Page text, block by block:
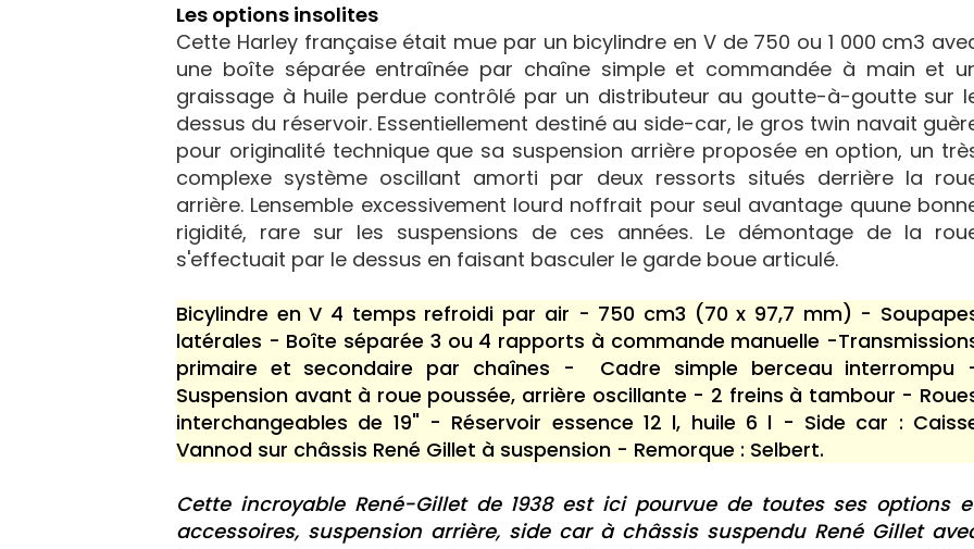
Les options insolites
Cette Harley française était mue par un bicylindre en V de 750 ou 1 000 cm3
une boîte séparée entraînée par chaîne simple et commandée à main et
graissage à huile perdue contrôlé par un distributeur au goutte-à-goutte sur
dessus du réservoir. Essentiellement destiné au side-car, le gros twin navait
pour originalité technique que sa suspension arrière proposée en option, un
complexe système oscillant amorti par deux ressorts situés derrière la
arrière. Lensemble excessivement lourd noffrait pour seul avantage quune
rigidité, rare sur les suspensions de ces années. Le démontage de la
s'effectuait par le dessus en faisant basculer le garde boue articulé.
Bicylindre en V 4 temps refroidi par air - 750 cm3 (70 x 97,7 mm) -
latérales - Boîte séparée 3 ou 4 rapports à commande manuelle -
primaire et secondaire par chaînes - Cadre simple berceau interrompu
Suspension avant à roue poussée, arrière oscillante - 2 freins à tambour -
interchangeables de 19" - Réservoir essence 12 l, huile 6 l - Side car :
Vannod sur châssis René Gillet à suspension - Remorque : Selbert.
Cette incroyable René-Gillet de 1938 est ici pourvue de toutes ses options
accessoires, suspension arrière, side car à châssis suspendu René Gillet